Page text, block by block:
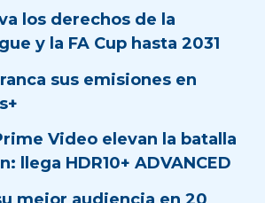
los derechos de la
y la FA Cup hasta 2031
sus emisiones en
Video elevan la batalla
llega HDR10+ ADVANCED